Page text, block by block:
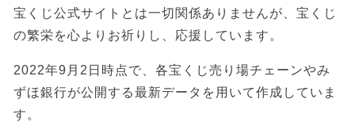
宝くじ公式サイトとは一切関係ありませんが、宝くじ
の繁栄を心よりお祈りし、応援しています。
2022年9月2日時点で、各宝くじ売り場チェーンやみ
ずほ銀行が公開する最新データを用いて作成していま
す。